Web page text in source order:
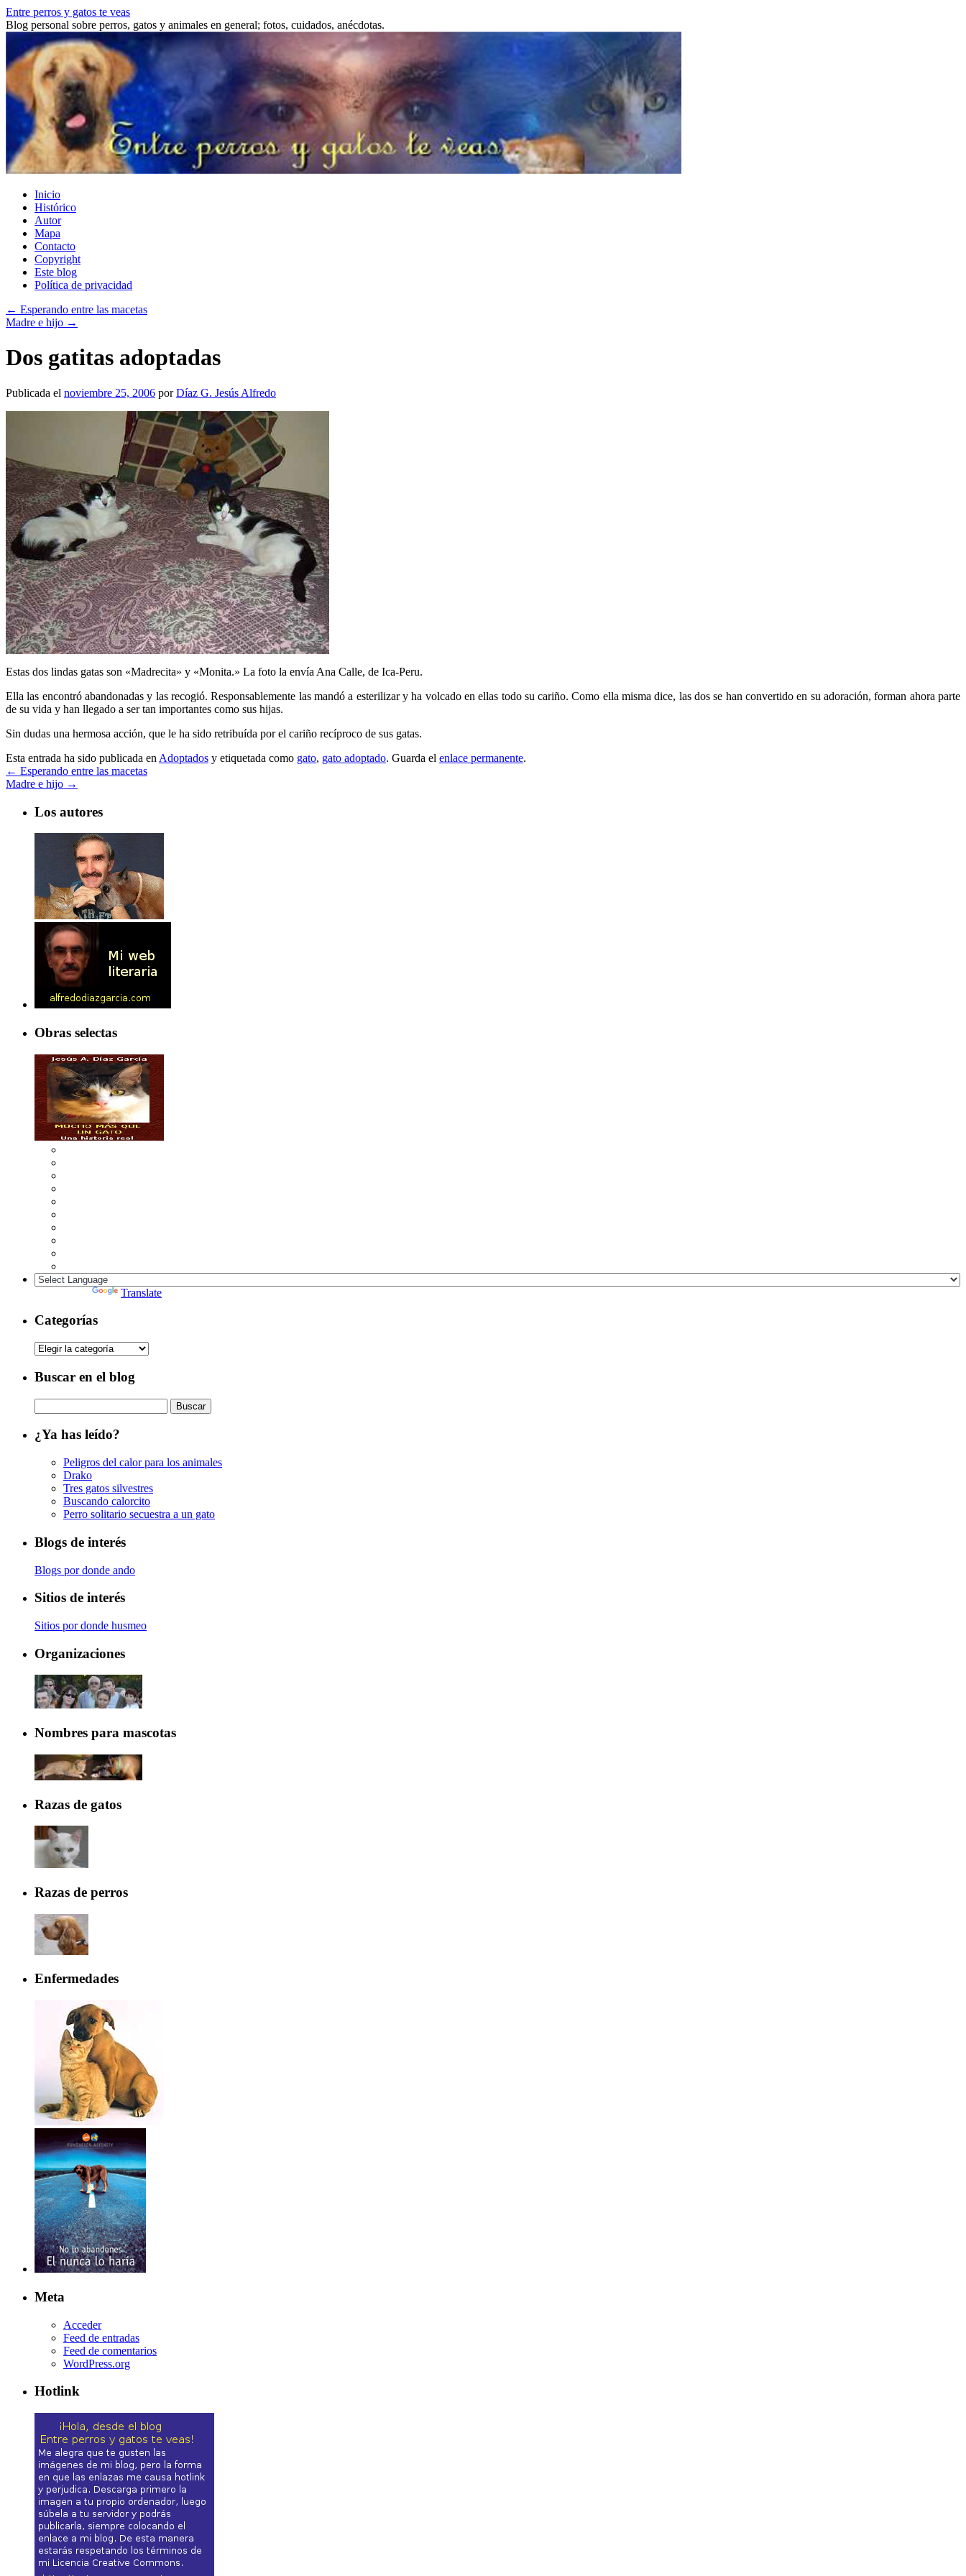
Saltar
al
contenido
Entre perros y gatos te veas
Blog personal sobre perros, gatos y animales en general; fotos, cuidados, anécdotas.
Inicio
Histórico
Autor
Mapa
Contacto
Copyright
Este blog
Política de privacidad
← Esperando entre las macetas
Madre e hijo →
Dos gatitas adoptadas
Publicada el noviembre 25, 2006 por Díaz G. Jesús Alfredo
Estas dos lindas gatas son «Madrecita» y «Monita.» La foto la envía Ana Calle, de Ica-Peru.
Ella las encontró abandonadas y las recogió. Responsablemente las mandó a esterilizar y ha volcado en ellas todo su cariño. Como ella misma dice, las dos se han convertido en su adoración, forman ahora parte
de su vida y han llegado a ser tan importantes como sus hijas.
Sin dudas una hermosa acción, que le ha sido retribuída por el cariño recíproco de sus gatas.
Esta entrada ha sido publicada en Adoptados y etiquetada como gato, gato adoptado. Guarda el enlace permanente.
← Esperando entre las macetas
Madre e hijo →
Los autores
Obras selectas
Translate
Categorías
Categorías
Buscar en el blog
¿Ya has leído?
Peligros del calor para los animales
Drako
Tres gatos silvestres
Buscando calorcito
Perro solitario secuestra a un gato
Blogs de interés
Blogs por donde ando
Sitios de interés
Sitios por donde husmeo
Organizaciones
Nombres para mascotas
Razas de gatos
Razas de perros
Enfermedades
Meta
Acceder
Feed de entradas
Feed de comentarios
WordPress.org
Hotlink